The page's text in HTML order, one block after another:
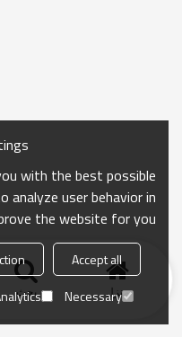
منزل بحث
with the best possible
analyze user behavior in
the website for you.
Accept all
Necessary